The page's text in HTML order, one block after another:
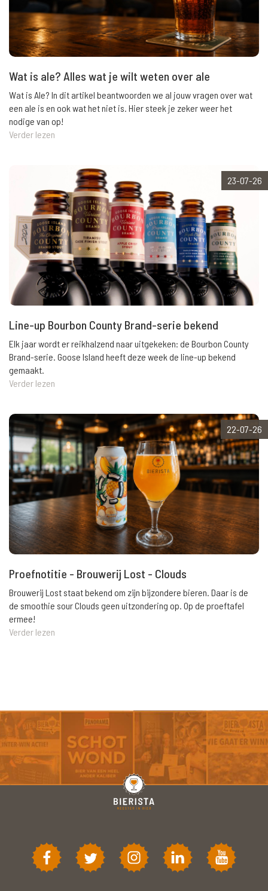
Wat is ale? Alles wat je wilt weten over ale
Wat is Ale? In dit artikel beantwoorden we al jouw vragen over wat
een ale is en ook wat het niet is. Hier steek je zeker weer het
nodige van op!
Verder lezen
23-07-26
Line-up Bourbon County Brand-serie bekend
Elk jaar wordt er reikhalzend naar uitgekeken: de Bourbon County
Brand-serie. Goose Island heeft deze week de line-up bekend
gemaakt.
Verder lezen
22-07-26
Proefnotitie - Brouwerij Lost - Clouds
Brouwerij Lost staat bekend om zijn bijzondere bieren. Daar is de
de smoothie sour Clouds geen uitzondering op. Op de proeftafel
ermee!
Verder lezen